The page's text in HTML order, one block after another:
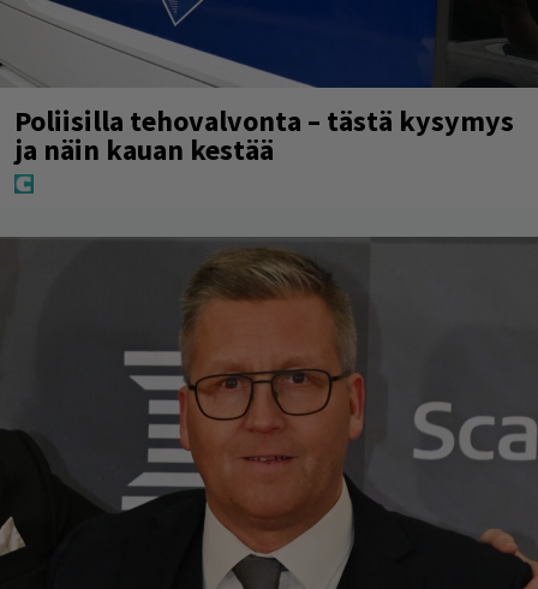
Poliisilla tehovalvonta – tästä kysymys
ja näin kauan kestää